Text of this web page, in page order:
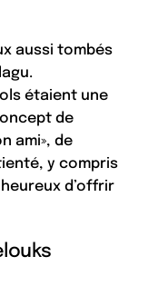
aussi tombés
étaient une
de
ami», de
y compris
d’offrir